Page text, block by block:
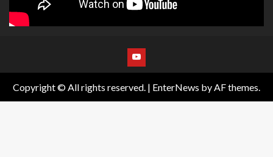
Copyright © All rights reserved. | EnterNews by AF themes.